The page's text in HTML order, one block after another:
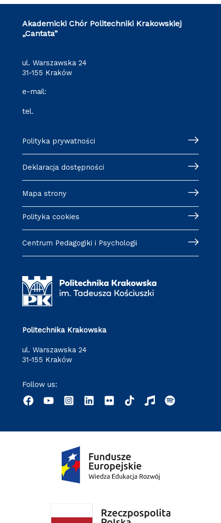
Akademicki Chór Politechniki Krakowskiej
„Cantata”
ul. Warszawska 24
31-155 Kraków
e-mail:
tel.
Polityka prywatności
Deklaracja dostępności
Mapa strony
Polityka cookies
Centrum Pedagogiki i Psychologii
Politechnika Krakowska
ul. Warszawska 24
31-155 Kraków
Follow us: